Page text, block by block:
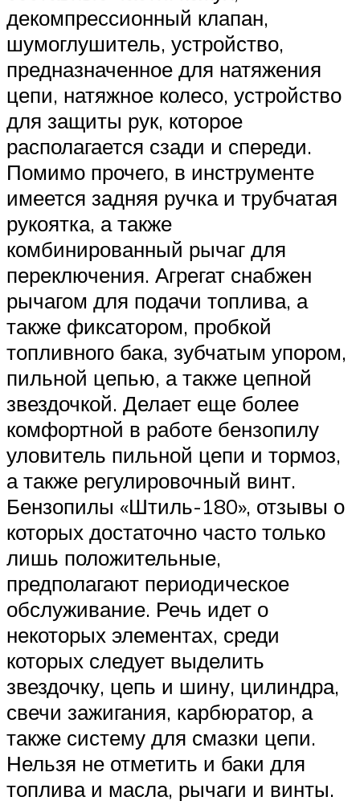
декомпрессионный клапан,
шумоглушитель, устройство,
предназначенное для натяжения
цепи, натяжное колесо, устройство
для защиты рук, которое
располагается сзади и спереди.
Помимо прочего, в инструменте
имеется задняя ручка и трубчатая
рукоятка, а также
комбинированный рычаг для
переключения. Агрегат снабжен
рычагом для подачи топлива, а
также фиксатором, пробкой
топливного бака, зубчатым упором,
пильной цепью, а также цепной
звездочкой. Делает еще более
комфортной в работе бензопилу
уловитель пильной цепи и тормоз,
а также регулировочный винт.
Бензопилы «Штиль-180», отзывы о
которых достаточно часто только
лишь положительные,
предполагают периодическое
обслуживание. Речь идет о
некоторых элементах, среди
которых следует выделить
звездочку, цепь и шину, цилиндра,
свечи зажигания, карбюратор, а
также систему для смазки цепи.
Нельзя не отметить и баки для
топлива и масла, рычаги и винты.